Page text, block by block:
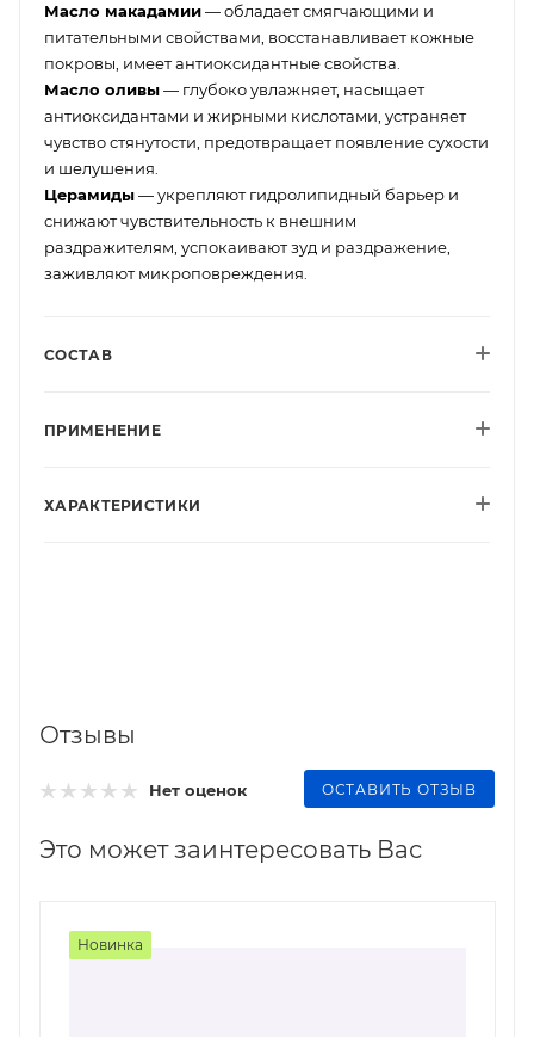
Масло макадамии— обладает смягчающими и
питательными свойствами, восстанавливает кожные
покровы, имеет антиоксидантные свойства.
Масло оливы— глубоко увлажняет, насыщает
антиоксидантами и жирными кислотами, устраняет
чувство стянутости, предотвращает появление сухости
и шелушения.
Церамиды— укрепляют гидролипидный барьер и
снижают чувствительность к внешним
раздражителям, успокаивают зуд и раздражение,
заживляют микроповреждения.
СОСТАВ
ПРИМЕНЕНИЕ
ХАРАКТЕРИСТИКИ
Отзывы
Нет оценок ОСТАВИТЬ ОТЗЫВ
Это может заинтересовать Вас
Новинка